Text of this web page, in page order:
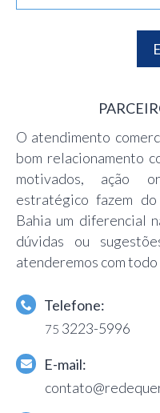
O atendimento
bom relacionamento
motivados, ação
estratégico fazem
Bahia um diferencial
dúvidas ou
atenderemos com
Telefone:
75 3223-5996
E-mail: